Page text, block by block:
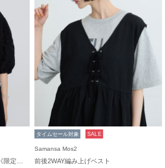
タイムセール対象 SALE
Samansa Mos2
前後2WAY編み上げベスト